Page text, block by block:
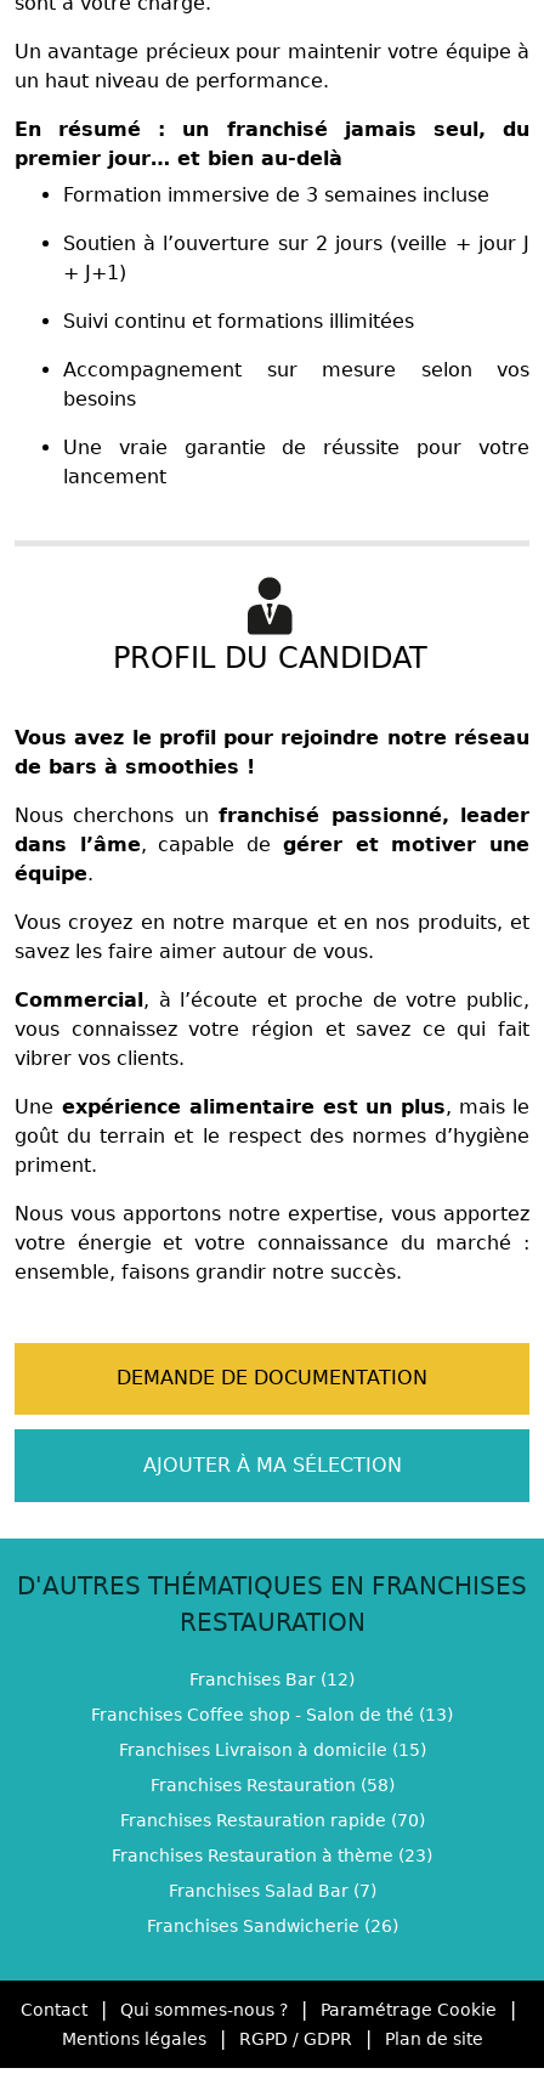
Un avantage précieux pour maintenir votre équipe à
un haut niveau de performance.
En résumé : un franchisé jamais seul, du
premier jour… et bien au-delà
Formation immersive de 3 semaines incluse
Soutien à l’ouverture sur 2 jours (veille + jour J
+ J+1)
Suivi continu et formations illimitées
Accompagnement sur mesure selon vos
besoins
Une vraie garantie de réussite pour votre
lancement
PROFIL DU CANDIDAT
Vous avez le profil pour rejoindre notre réseau
de bars à smoothies !
Nous cherchons unfranchisé passionné, leader
dans l’âme, capable de gérer et motiver une
équipe.
Vous croyez en notre marque et en nos produits, et
savez les faire aimer autour de vous.
Commercial, à l’écoute et proche de votre public,
vous connaissez votre région et savez ce qui fait
vibrer vos clients.
Une expérience alimentaire est un plus, mais le
goût du terrain et le respect des normes d’hygiène
priment.
Nous vous apportons notre expertise, vous apportez
votre énergie et votre connaissance du marché :
ensemble, faisons grandir notre succès.
DEMANDE DE DOCUMENTATION
AJOUTER À MA SÉLECTION
D'AUTRES THÉMATIQUES EN FRANCHISES
RESTAURATION
Franchises Bar (12)
Franchises Coffee shop - Salon de thé (13)
Franchises Livraison à domicile (15)
Franchises Restauration (58)
Franchises Restauration rapide (70)
Franchises Restauration à thème (23)
Franchises Salad Bar (7)
Franchises Sandwicherie (26)
Contact | Qui sommes-nous ? | Paramétrage Cookie |
Mentions légales | RGPD / GDPR | Plan de site